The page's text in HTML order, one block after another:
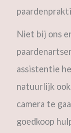
Niet bij ons
assistentie
natuurlijk
camera te
goedkoop